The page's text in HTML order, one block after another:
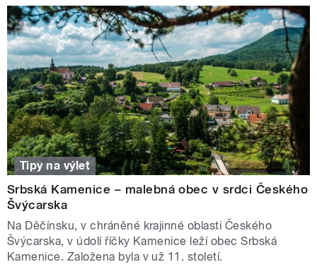
Tipy na výlet
Srbská Kamenice – malebná obec v srdci Českého
Švýcarska
Na Děčínsku, v chráněné krajinné oblasti Českého
Švýcarska, v údolí říčky Kamenice leží obec Srbská
Kamenice. Založena byla v už 11. století.